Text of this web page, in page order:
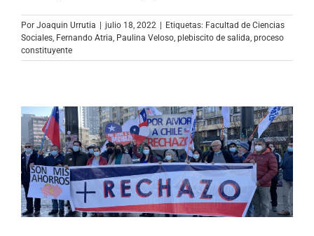
Por Joaquin Urrutia | julio 18, 2022 | Etiquetas: Facultad de Ciencias
Sociales Fernando Atria Paulina Veloso plebiscito de salida proceso
constituyente